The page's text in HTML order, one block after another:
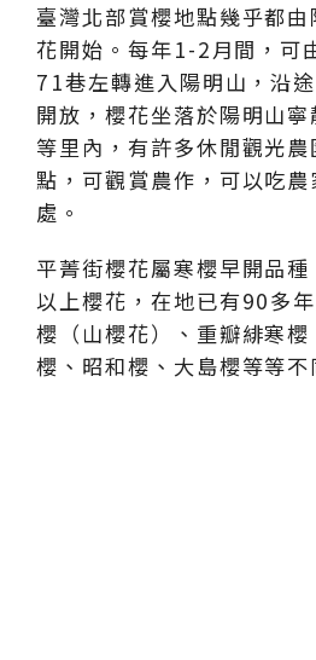
臺灣北部賞櫻地點幾乎都
花開始。每年1-2月間，可
71巷左轉進入陽明山，沿
開放，櫻花坐落於陽明山
等里內，有許多休閒觀光
點，可觀賞農作，可以吃
處。
平菁街櫻花屬寒櫻早開品
以上櫻花，在地已有90多
櫻（山櫻花）、重瓣緋寒
櫻、昭和櫻、大島櫻等等